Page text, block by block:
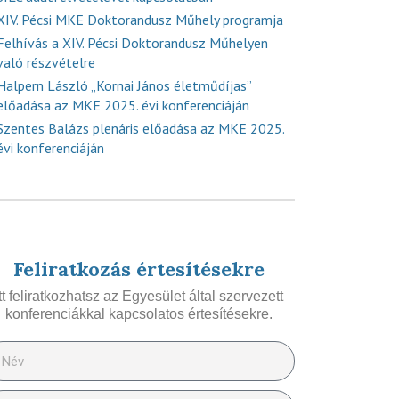
Pécsi MKE Doktorandusz Műhely programja
a XIV. Pécsi Doktorandusz Műhelyen
részvételre
László „Kornai János életműdíjas”
az MKE 2025. évi konferenciáján
Balázs plenáris előadása az MKE 2025.
konferenciáján
Feliratkozás értesítésekre
feliratkozhatsz az Egyesület által szervezett
konferenciákkal kapcsolatos értesítésekre.